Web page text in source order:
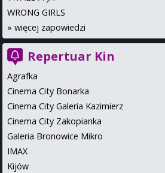
WRONG GIRLS
» więcej zapowiedzi
Repertuar Kin
Agrafka
Cinema City Bonarka
Cinema City Galeria Kazimierz
Cinema City Zakopianka
Galeria Bronowice Mikro
IMAX
Kijów